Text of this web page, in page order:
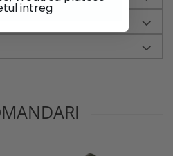
intreg